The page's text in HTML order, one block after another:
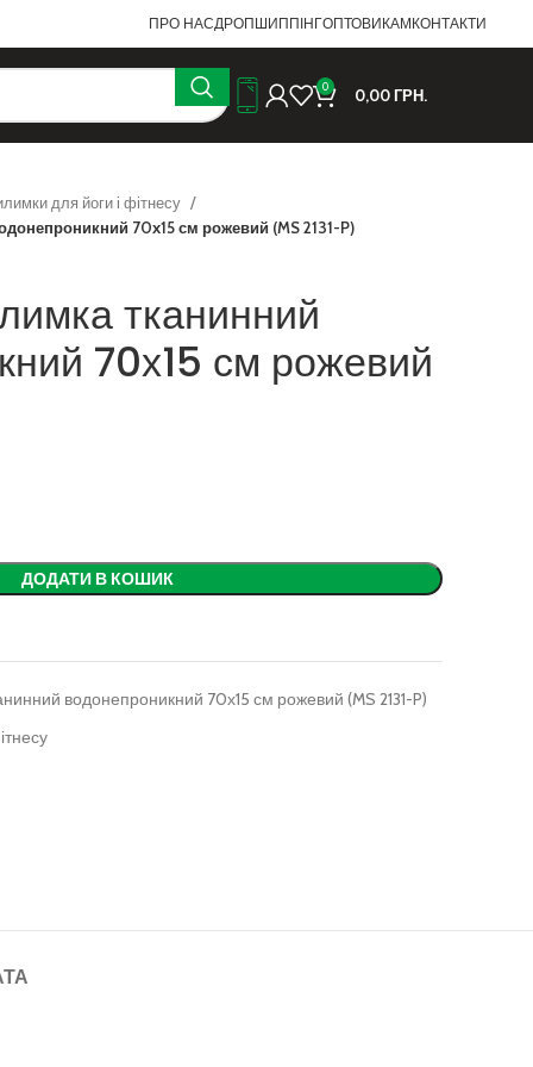
ПРО НАСДРОПШИППІНГОПТОВИКАМКОНТАКТИ
0 0,00ГРН.
для йоги і фітнесу
70х15 см рожевий (MS 2131-P)
тканинний
70х15 см рожевий
ДОДАТИ В КОШИК
водонепроникний 70х15 см рожевий (MS 2131-P)